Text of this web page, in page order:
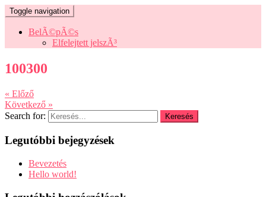
Toggle navigation
BelÃ©pÃ©s
Elfelejtett jelszÃ³
100300
« Előző
Következő »
Search for:
Legutóbbi bejegyzések
Bevezetés
Hello world!